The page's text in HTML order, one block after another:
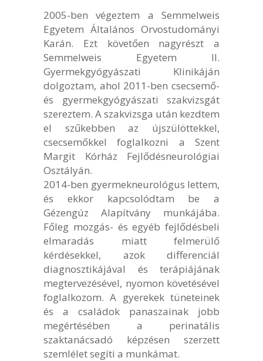
2005-ben végeztem a Semmelweis
Egyetem Általános Orvostudományi
Karán. Ezt követően nagyrészt a
Semmelweis Egyetem II.
Gyermekgyógyászati Klinikáján
dolgoztam, ahol 2011-ben csecsemő-
és gyermekgyógyászati szakvizsgát
szereztem. A szakvizsga után kezdtem
el szűkebben az újszülöttekkel,
csecsemőkkel foglalkozni a Szent
Margit Kórház Fejlődésneurológiai
Osztályán.
2014-ben gyermekneurológus lettem,
és ekkor kapcsolódtam be a
Gézengúz Alapítvány munkájába.
Főleg mozgás- és egyéb fejlődésbeli
elmaradás miatt felmerülő
kérdésekkel, azok differenciál
diagnosztikájával és terápiájának
megtervezésével, nyomon követésével
foglalkozom. A gyerekek tüneteinek
és a családok panaszainak jobb
megértésében a perinatális
szaktanácsadó képzésen szerzett
szemlélet segíti a munkámat.